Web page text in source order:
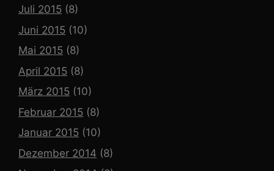
Juli 2015 (8)
Juni 2015 (10)
Mai 2015 (8)
April 2015 (8)
März 2015 (10)
Februar 2015 (8)
Januar 2015 (10)
Dezember 2014 (8)